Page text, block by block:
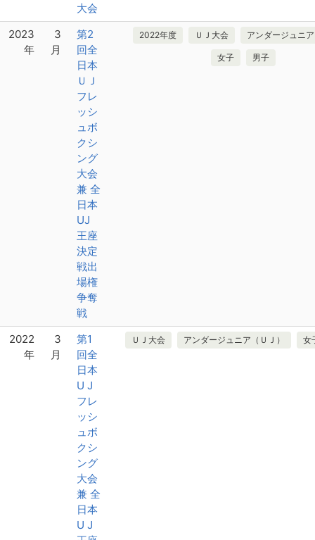
大会
2023
年
3
月
第2
回全
日本
ＵＪ
フレ
ッシ
ュボ
クシ
ング
大会
兼 全
日本
UJ
王座
決定
戦出
場権
争奪
戦
2022年度 ＵＪ大会 アンダージュニ
女子 男子
2022
年
3
月
第1
回全
日本
U J
フレ
ッシ
ュボ
クシ
ング
大会
兼 全
日本
U J
ＵＪ大会 アンダージュニア（ＵＪ） 女